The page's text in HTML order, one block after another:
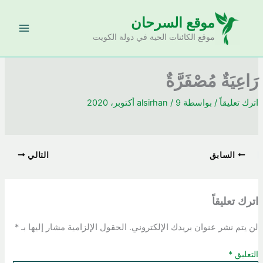
موقع السرحان
موقع الكائنات الحية في دولة الكويت
رَاعِيَةٌ مُصْفَرَّةٌ
اترك تعليقاً / بواسطة alsirhan/ 9 أكتوبر، 2020
السابق التالي
اترك تعليقاً
لن يتم نشر عنوان بريدك الإلكتروني. الحقول الإلزامية مشار إليها بـ *
التعليق *